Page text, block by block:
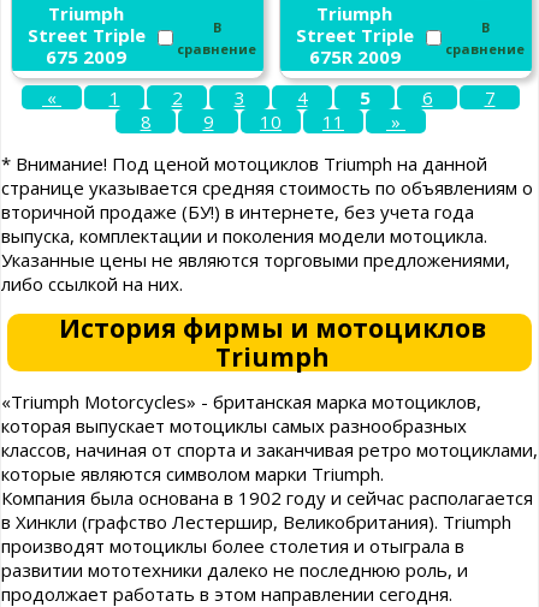
Triumph
Street Triple
675 2009
В
сравнение
Triumph
Street Triple
675R 2009
В
сравнение
« 1 2 3 4 5 6
7
8
9 10 11
»
* Внимание! Под ценой мотоциклов Triumph на данной
странице указывается средняя стоимость по объявлениям о
вторичной продаже (БУ!) в интернете, без учета года
выпуска, комплектации и поколения модели мотоцикла.
Указанные цены не являются торговыми предложениями,
либо ссылкой на них.
История фирмы и мотоциклов
Triumph
«Triumph Motorcycles» - британская марка мотоциклов,
которая выпускает мотоциклы самых разнообразных
классов, начиная от спорта и заканчивая ретро мотоциклами,
которые являются символом марки Triumph.
Компания была основана в 1902 году и сейчас располагается
в Хинкли (графство Лестершир, Великобритания). Triumph
производят мотоциклы более столетия и отыграла в
развитии мототехники далеко не последнюю роль, и
продолжает работать в этом направлении сегодня.